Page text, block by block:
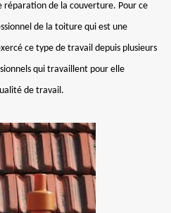
réparation de la couverture. Pour ce
de la toiture qui est une
ce type de travail depuis plusieurs
qui travaillent pour elle
de travail.